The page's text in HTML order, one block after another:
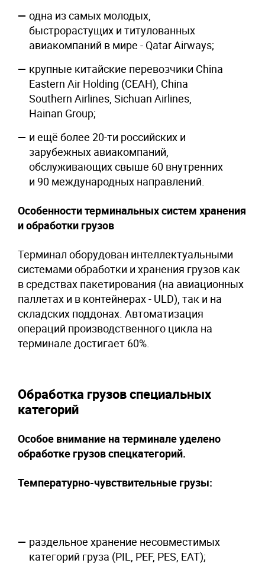
одна из самых молодых,
быстрорастущих и титулованных
авиакомпаний в мире - Qatar Airways;
крупные китайские перевозчики China
Eastern Air Holding (CEAH), China
Southern Airlines, Sichuan Airlines,
Hainan Group;
и ещё более 20-ти российских и
зарубежных авиакомпаний,
обслуживающих свыше 60 внутренних
и 90 международных направлений.
Особенности терминальных систем хранения
и обработки грузов
Терминал оборудован интеллектуальными
системами обработки и хранения грузов как
в средствах пакетирования (на авиационных
паллетах и в контейнерах - ULD), так и на
складских поддонах. Автоматизация
операций производственного цикла на
терминале достигает 60%.
Обработка грузов специальных
категорий
Особое внимание на терминале уделено
обработке грузов спецкатегорий.
Температурно-чувствительные грузы:
раздельное хранение несовместимых
категорий груза (PIL, PEF, PES, EAT);